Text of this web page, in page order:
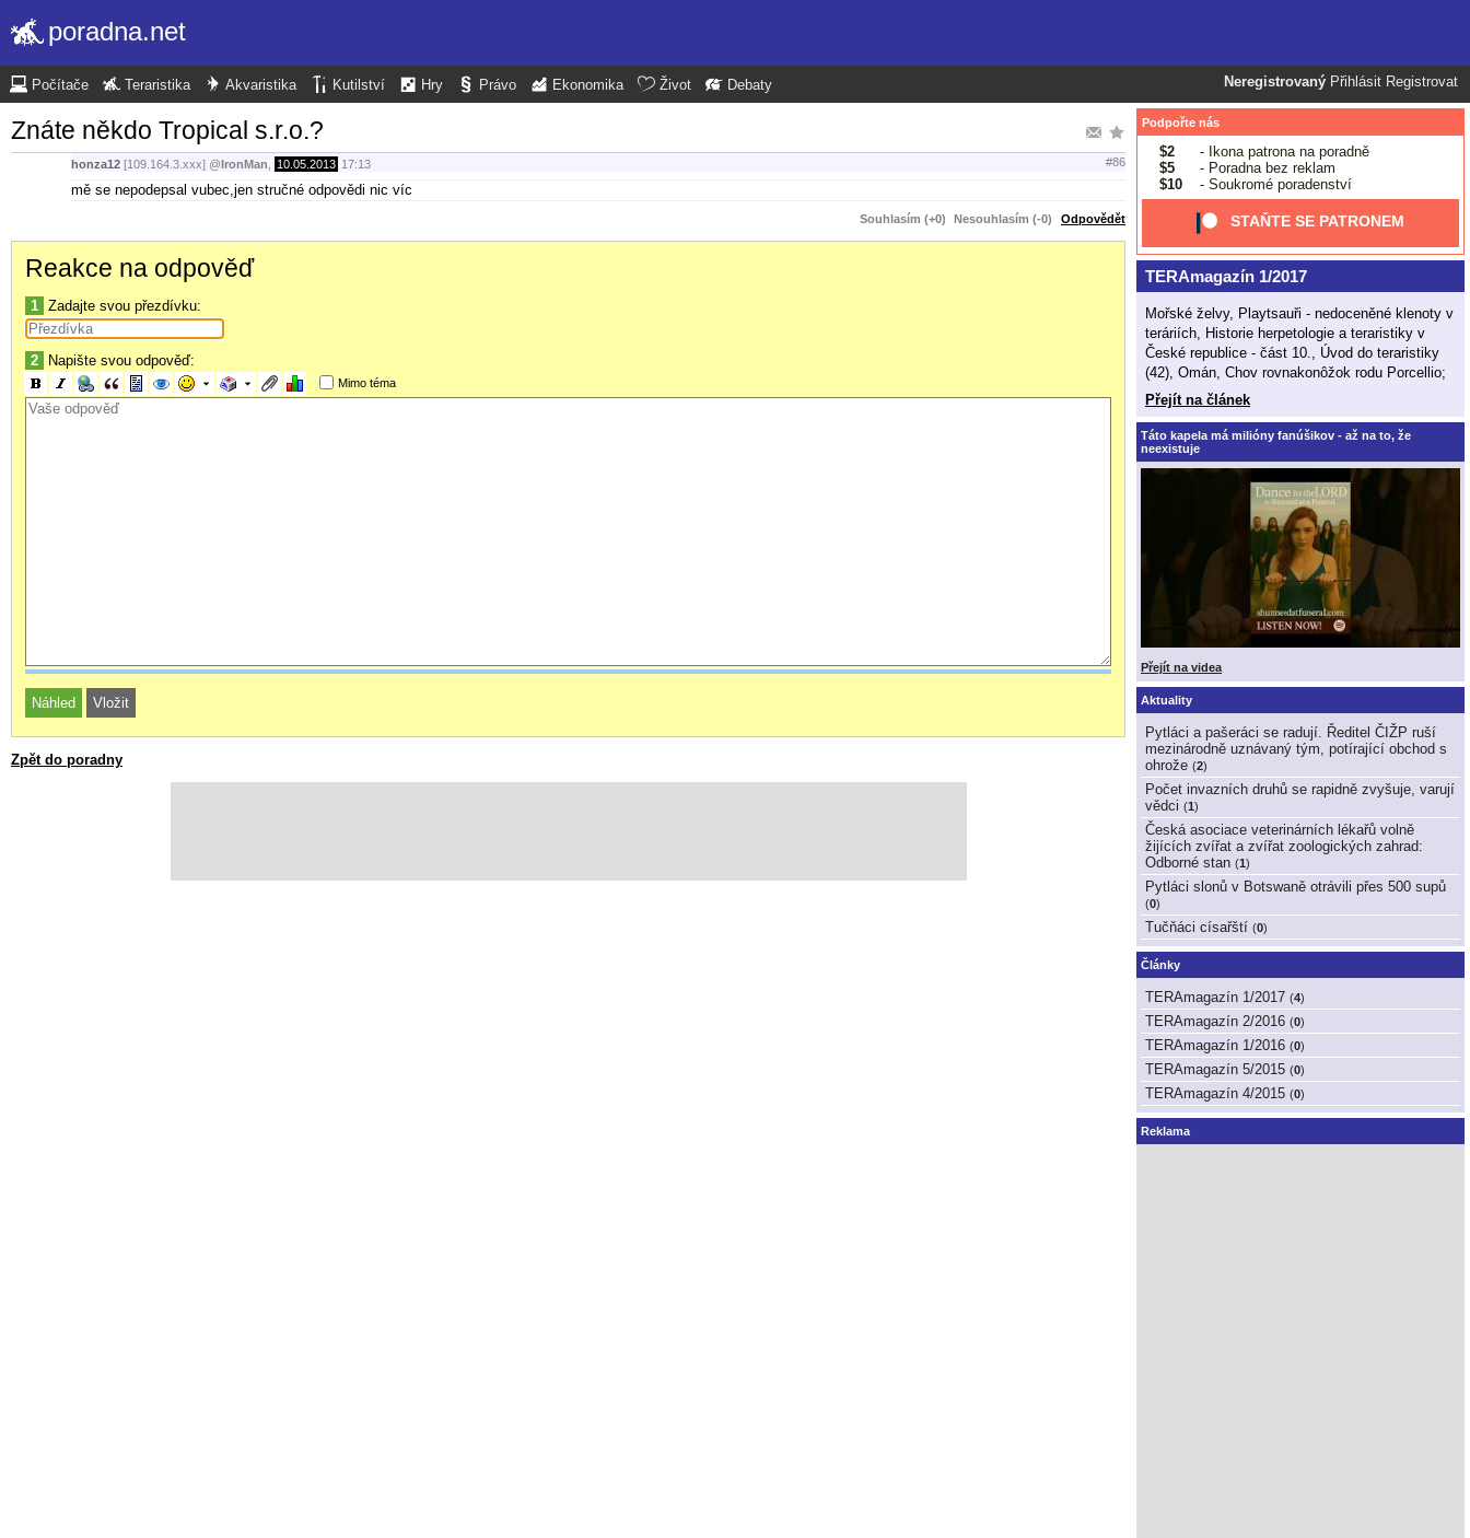
poradna.net
Neregistrovaný Přihlásit Registrovat
Počítače Teraristika Akvaristika Kutilství Hry Právo Ekonomika Život Debaty
Znáte někdo Tropical s.r.o.?
honza12 [109.164.3.xxx] @IronMan 10.05.2013 17:13 #86
mě se nepodepsal vubec,jen stručné odpovědi nic víc
Souhlasím (+0) Nesouhlasím (-0) Odpovědět
Reakce na odpověď
1 Zadajte svou přezdívku:
2 Napište svou odpověď:
Mimo téma
Zpět do poradny
Podpořte nás
$2
- Ikona patrona na poradně
$5
- Poradna bez reklam
$10
- Soukromé poradenství
STAŇTE SE PATRONEM
TERAmagazín 1/2017
Mořské želvy, Playtsauři - nedoceněné klenoty v
teráriích, Historie herpetologie a teraristiky v
České republice - část 10., Úvod do teraristiky
(42), Omán, Chov rovnakonôžok rodu Porcellio;
Přejít na článek
Táto kapela má milióny fanúšikov - až na to, že
neexistuje
Přejít na videa
Aktuality
Pytláci a pašeráci se radují. Ředitel ČIŽP ruší
mezinárodně uznávaný tým, potírající obchod s
ohrože (2)
Počet invazních druhů se rapidně zvyšuje, varují
vědci (1)
Česká asociace veterinárních lékařů volně
žijících zvířat a zvířat zoologických zahrad:
Odborné stan (1)
Pytláci slonů v Botswaně otrávili přes 500 supů
(0)
Tučňáci císařští (0)
Články
TERAmagazín 1/2017 (4)
TERAmagazín 2/2016 (0)
TERAmagazín 1/2016 (0)
TERAmagazín 5/2015 (0)
TERAmagazín 4/2015 (0)
Reklama